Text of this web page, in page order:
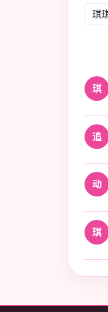
琪
追
动
琪